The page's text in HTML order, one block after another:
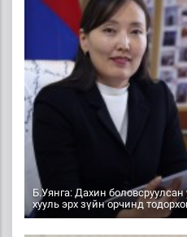
Б.Уянга: Дахин
хууль эрх зүйн орчинд